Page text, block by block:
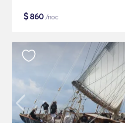
$860 /noc